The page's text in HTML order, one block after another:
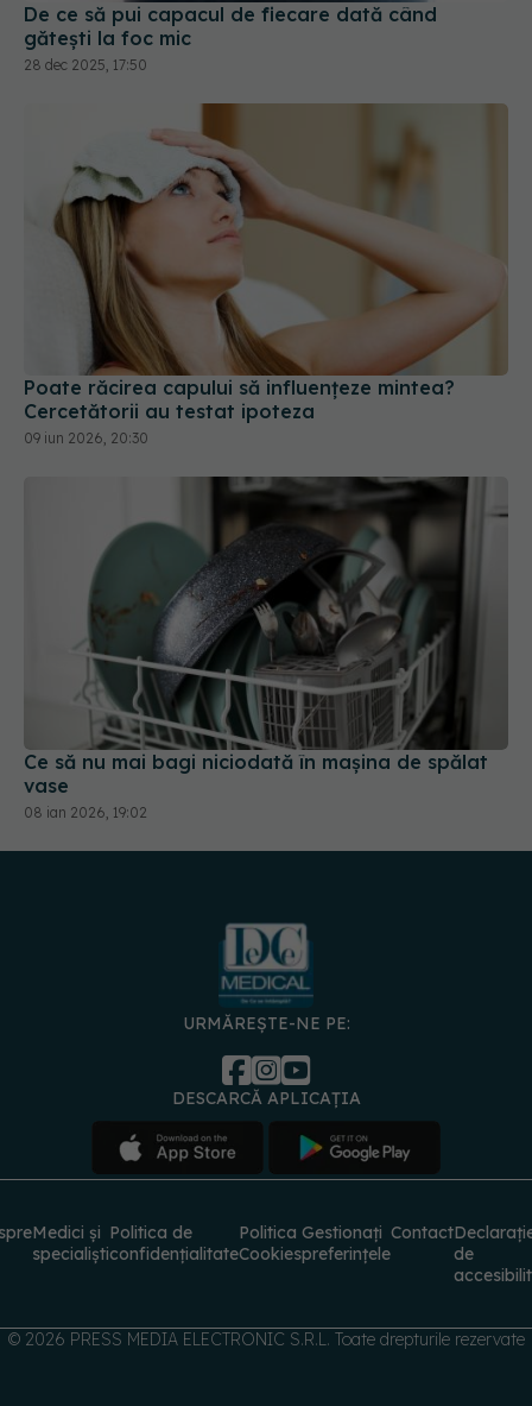
De ce să pui capacul de fiecare dată când
gătești la foc mic
28 dec 2025, 17:50
Poate răcirea capului să influențeze mintea?
Cercetătorii au testat ipoteza
09 iun 2026, 20:30
Ce să nu mai bagi niciodată în mașina de spălat
vase
08 ian 2026, 19:02
URMĂREȘTE-NE PE:
DESCARCĂ APLICAȚIA
Medici și
specialiști
Politica de
confidențialitate
Politica
Cookies
Gestionați
preferințele
Contact
de
© 2026 PRESS MEDIA ELECTRONIC S.R.L. Toate drepturile rezervate